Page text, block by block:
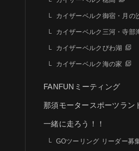
カイザーベルク御宿・月の
カイザーベルク三河・寺部
カイザーベルクびわ湖
カイザーベルク海の家
FANFUNミーティング
那須モータースポーツラン
一緒に走ろう！！
GOツーリング リーダー募